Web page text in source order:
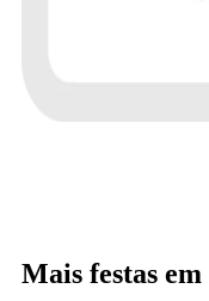
Mais festas